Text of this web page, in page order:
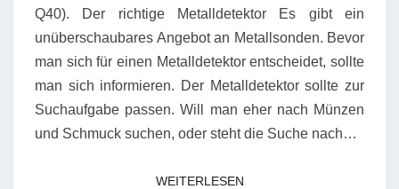
Q40). Der richtige Metalldetektor Es gibt ein
unüberschaubares Angebot an Metallsonden. Bevor
man sich für einen Metalldetektor entscheidet, sollte
man sich informieren. Der Metalldetektor sollte zur
Suchaufgabe passen. Will man eher nach Münzen
und Schmuck suchen, oder steht die Suche nach…
WEITERLESENWEITERLESEN